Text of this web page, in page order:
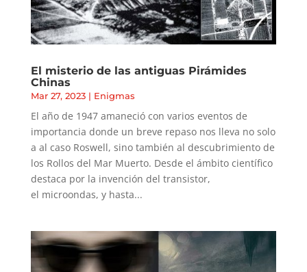
El misterio de las antiguas Pirámides
Chinas
Mar 27, 2023| Enigmas
El año de 1947 amaneció con varios eventos de
importancia donde un breve repaso nos lleva no solo
a al caso Roswell, sino también al descubrimiento de
los Rollos del Mar Muerto. Desde el ámbito científico
destaca por la invención del transistor,
el microondas, y hasta...